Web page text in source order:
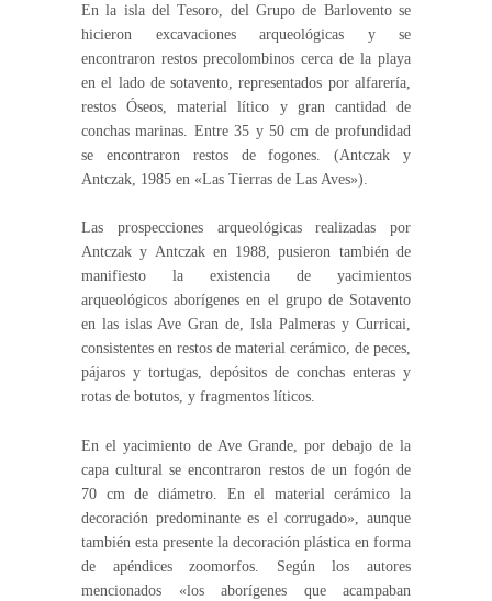
En la isla del Tesoro, del Grupo de Barlovento se
hicieron excavaciones arqueológicas y se
encontraron restos precolombinos cerca de la playa
en el lado de sotavento, representados por alfarería,
restos Óseos, material lítico y gran cantidad de
conchas marinas. Entre 35 y 50 cm de profundidad
se encontraron restos de fogones. (Antczak y
Antczak, 1985 en «Las Tierras de Las Aves»).
Las prospecciones arqueológicas realizadas por
Antczak y Antczak en 1988, pusieron también de
manifiesto la existencia de yacimientos
arqueológicos aborígenes en el grupo de Sotavento
en las islas Ave Gran de, Isla Palmeras y Curricai,
consistentes en restos de material cerámico, de peces,
pájaros y tortugas, depósitos de conchas enteras y
rotas de botutos, y fragmentos líticos.
En el yacimiento de Ave Grande, por debajo de la
capa cultural se encontraron restos de un fogón de
70 cm de diámetro. En el material cerámico la
decoración predominante es el corrugado», aunque
también esta presente la decoración plástica en forma
de apéndices zoomorfos. Según los autores
mencionados «los aborígenes que acampaban